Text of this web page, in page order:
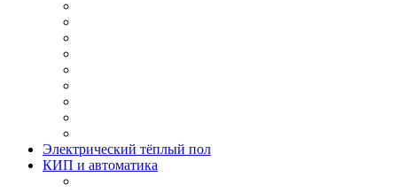
Электрический тёплый пол
КИП и автоматика